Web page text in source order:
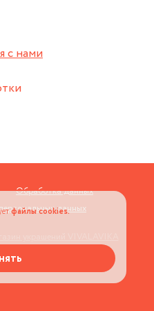
с нами
Обработка данных
данных
файлы cookies.